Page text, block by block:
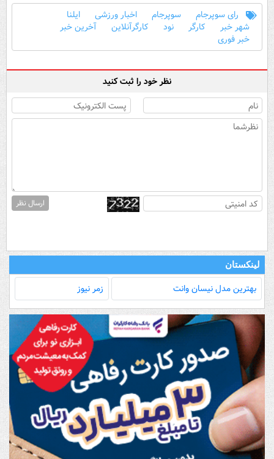
رای سوپرجام سوپرجام اخبار ورزشی
ایلنا
شهر خبر
کارگر نود کارگرآنلاین
آخرین خبر
خبر فوری
نظر خود را ثبت کنید
ارسال نظر
لینکستان
بهترین مدل‌ نیسان وانت زمر نیوز